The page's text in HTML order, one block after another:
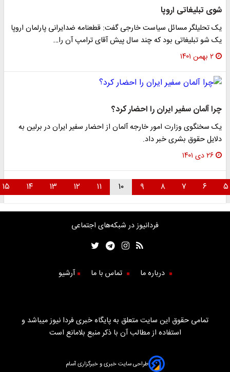
شوی تبلیغاتی اروپا
یک تحلیلگر مسائل سیاست خارجی گفت: قطعنامه ضدایرانی پارلمان اروپا
یک شو تبلیغاتی بود که چند سال پیش آقای ترامپ آن را…
۲ بهمن ۱۴۰۱
چرا آلمان سفیر ایران را احضار کرد؟
یک سخنگوی وزارت امور خارجه آلمان از احضار سفیر ایران در برلین به
دلایل حقوق بشری خبر داد.
۲۶ دی ۱۴۰۱
۱۲ ۱۳ ۱۴ ۱۵
فردانیوز در شبکه‌های اجتماعی
درباره ما تماس با ما آرشیو
تمامی حقوق این سایت متعلق به پایگاه خبری فردا نیوز میباشد و
استفاده از مطالب آن با ذکر منبع بلامانع است
طراحی سایت خبری و خبرگزاری آسام